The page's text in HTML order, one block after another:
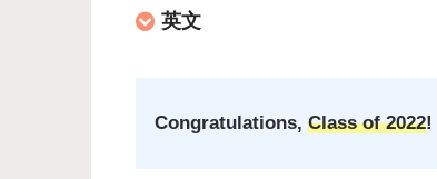
英文
Congratulations,Class of 2022!